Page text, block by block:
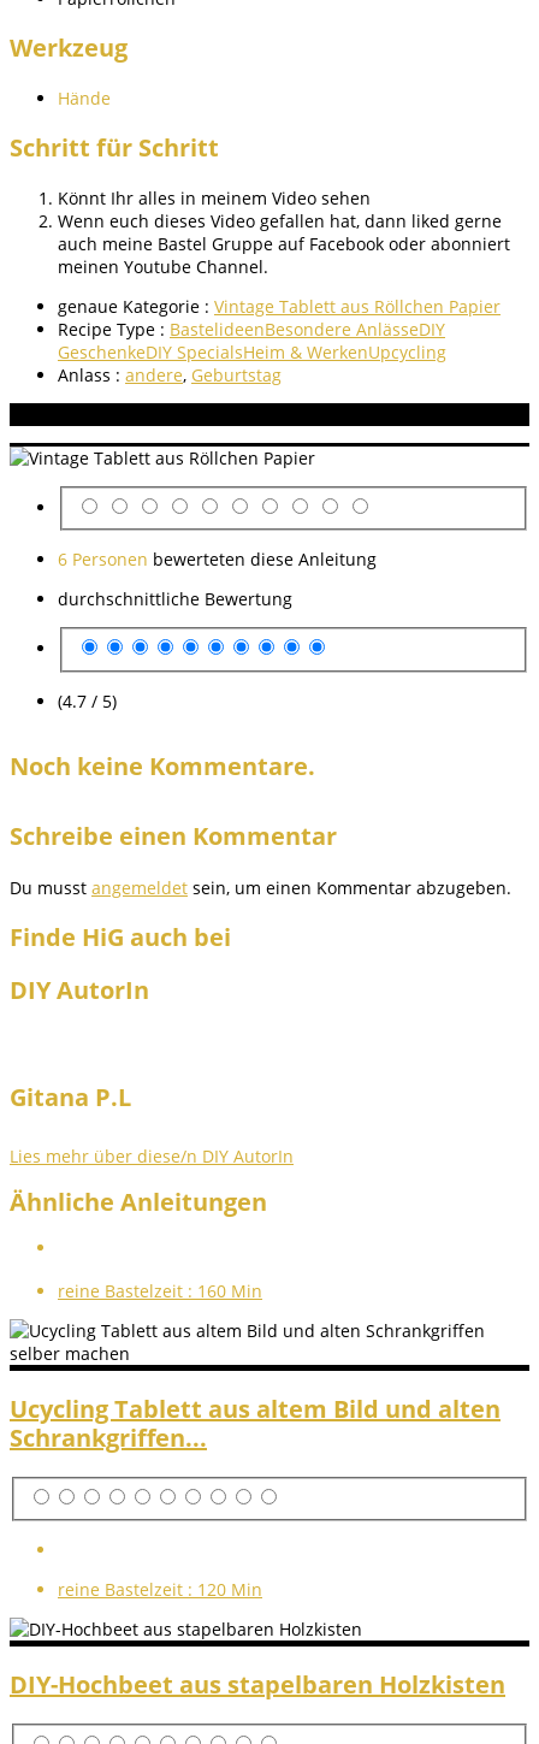
Werkzeug
Hände
Schritt für Schritt
Könnt Ihr alles in meinem Video sehen
Wenn euch dieses Video gefallen hat, dann liked gerne
auch meine Bastel Gruppe auf Facebook oder abonniert
meinen Youtube Channel.
genaue Kategorie : Vintage Tablett aus Röllchen Papier
Recipe Type : BastelideenBesondere AnlässeDIY
GeschenkeDIY SpecialsHeim & WerkenUpcycling
Anlass : andere, Geburtstag
6 Personen bewerteten diese Anleitung
durchschnittliche Bewertung
(4.7 / 5)
Noch keine Kommentare.
Schreibe einen Kommentar
Du musst angemeldet sein, um einen Kommentar abzugeben.
Finde HiG auch bei
DIY AutorIn
Gitana P.L
Lies mehr über diese/n DIY AutorIn
Ähnliche Anleitungen
reine Bastelzeit : 160 Min
Ucycling Tablett aus altem Bild und alten
Schrankgriffen...
reine Bastelzeit : 120 Min
DIY-Hochbeet aus stapelbaren Holzkisten